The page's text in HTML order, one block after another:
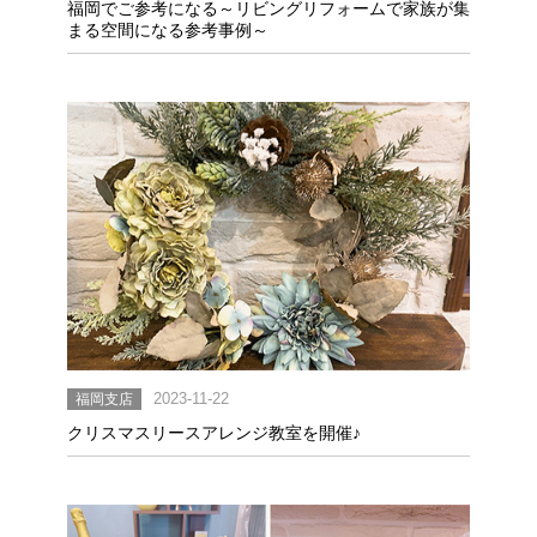
福岡でご参考になる～リビングリフォームで家族が集
まる空間になる参考事例～
福岡支店 2023-11-22
クリスマスリースアレンジ教室を開催♪